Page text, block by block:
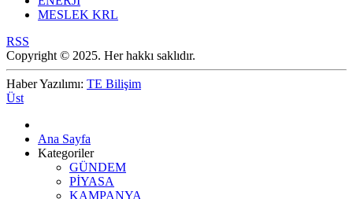
MESLEK KRL
RSS
Copyright © 2025. Her hakkı saklıdır.
Haber Yazılımı: TE Bilişim
Üst
Ana Sayfa
Kategoriler
GÜNDEM
PİYASA
KAMPANYA